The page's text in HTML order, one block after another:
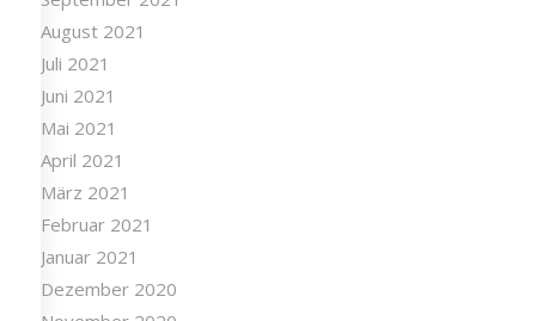
September 2021
August 2021
Juli 2021
Juni 2021
Mai 2021
April 2021
März 2021
Februar 2021
Januar 2021
Dezember 2020